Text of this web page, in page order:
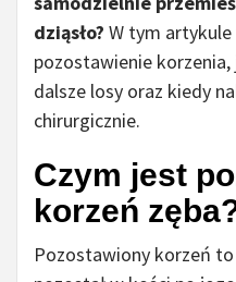
dziąsło? W tym
pozostawienie
dalsze losy oraz kiedy
chirurgicznie.
Czym jest
korzeń
Pozostawiony korzeń